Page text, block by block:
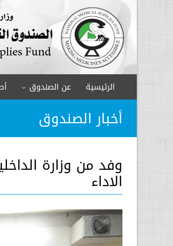
الرئيسية عن الصندوق
أخبار الصندوق
وفد من وزارة
الاداء